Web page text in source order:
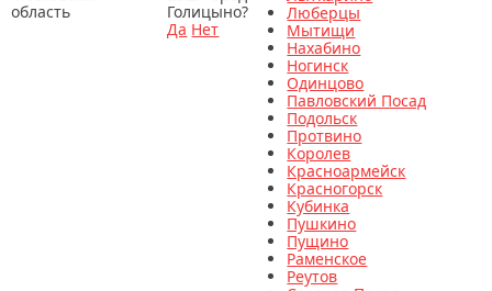
Голицыно?
Да Нет
Люберцы
Мытищи
Нахабино
Ногинск
Одинцово
Павловский Посад
Подольск
Протвино
Королев
Красноармейск
Красногорск
Кубинка
Пушкино
Пущино
Раменское
Реутов